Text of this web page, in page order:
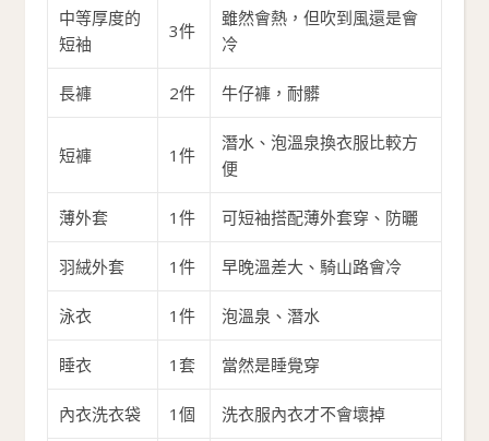
中等厚度的
短袖
3件
雖然會熱，但吹到風還是會
冷
長褲 2件 牛仔褲，耐髒
短褲 1件
潛水、泡溫泉換衣服比較方
便
薄外套 1件 可短袖搭配薄外套穿、防曬
羽絨外套 1件 早晚溫差大、騎山路會冷
泳衣 1件 泡溫泉、潛水
睡衣 1套 當然是睡覺穿
內衣洗衣袋 1個 洗衣服內衣才不會壞掉